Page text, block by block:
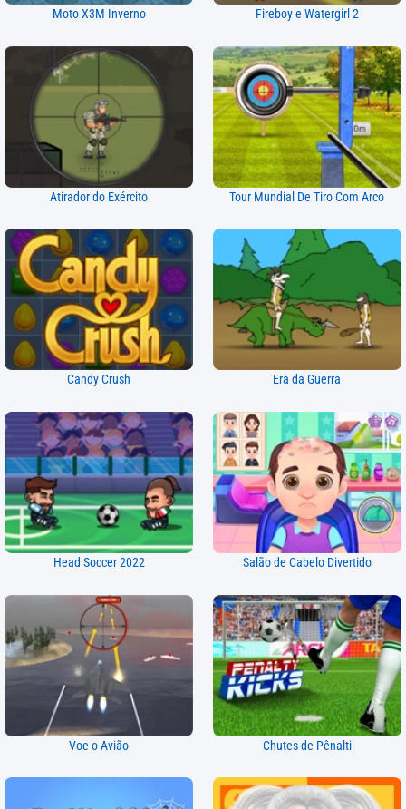
Moto X3M Inverno Fireboy e Watergirl 2
Atirador do Exército Tour Mundial De Tiro Com Arco
Candy Crush Era da Guerra
Head Soccer 2022 Salão de Cabelo Divertido
Voe o Avião Chutes de Pênalti